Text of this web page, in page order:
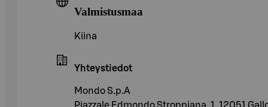
Valmistusmaa
Kiina
Yhteystiedot
Mondo S.p.A